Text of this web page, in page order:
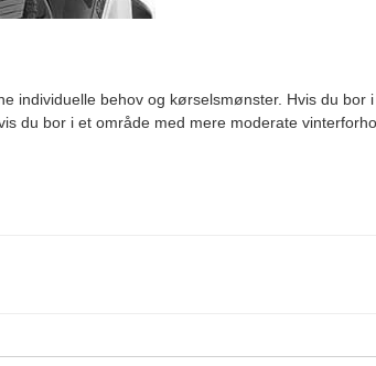
behov og kørselsmønster. Hvis du bor
du bor i et område med mere moderate